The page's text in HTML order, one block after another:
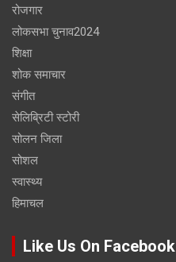
रोजगार
लोकसभा चुनाव2024
शिक्षा
शोक समाचार
संगीत
सेलिब्रिटी स्टोरी
सोलन जिला
सोशल
स्वास्थ्य
हिमाचल
Like Us On Facebook